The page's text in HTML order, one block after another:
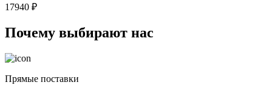
17940 ₽
Почему выбирают нас
Прямые поставки